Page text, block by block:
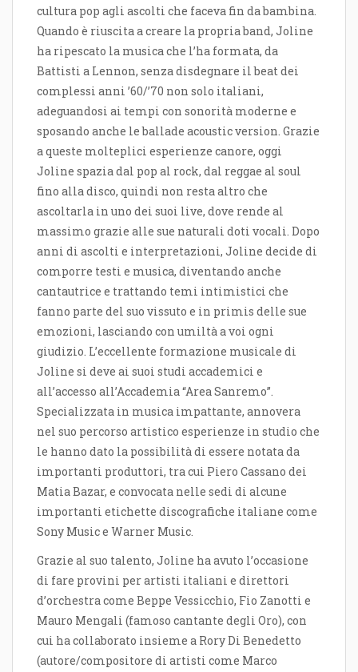
cultura pop agli ascolti che faceva fin da bambina.
Quando è riuscita a creare la propria band, Joline
ha ripescato la musica che l’ha formata, da
Battisti a Lennon, senza disdegnare il beat dei
complessi anni ’60/’70 non solo italiani,
adeguandosi ai tempi con sonorità moderne e
sposando anche le ballade acoustic version. Grazie
a queste molteplici esperienze canore, oggi
Joline spazia dal pop al rock, dal reggae al soul
fino alla disco, quindi non resta altro che
ascoltarla in uno dei suoi live, dove rende al
massimo grazie alle sue naturali doti vocali. Dopo
anni di ascolti e interpretazioni, Joline decide di
comporre testi e musica, diventando anche
cantautrice e trattando temi intimistici che
fanno parte del suo vissuto e in primis delle sue
emozioni, lasciando con umiltà a voi ogni
giudizio. L’eccellente formazione musicale di
Joline si deve ai suoi studi accademici e
all’accesso all’Accademia “Area Sanremo”.
Specializzata in musica impattante, annovera
nel suo percorso artistico esperienze in studio che
le hanno dato la possibilità di essere notata da
importanti produttori, tra cui Piero Cassano dei
Matia Bazar, e convocata nelle sedi di alcune
importanti etichette discografiche italiane come
Sony Music e Warner Music.
Grazie al suo talento, Joline ha avuto l’occasione
di fare provini per artisti italiani e direttori
d’orchestra come Beppe Vessicchio, Fio Zanotti e
Mauro Mengali (famoso cantante degli Oro), con
cui ha collaborato insieme a Rory Di Benedetto
(autore/compositore di artisti come Marco